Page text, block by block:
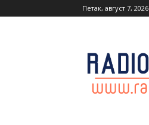
Петак, август 7, 2026